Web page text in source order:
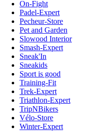
On-Fight
Padel-Expert
Pecheur-Store
Pet and Garden
Slowood Interior
Smash-Expert
Sneak'In
Sneakids
Sport is good
Training-Fit
Trek-Expert
Triathlon-Expert
TripNBikers
Vélo-Store
Winter-Expert